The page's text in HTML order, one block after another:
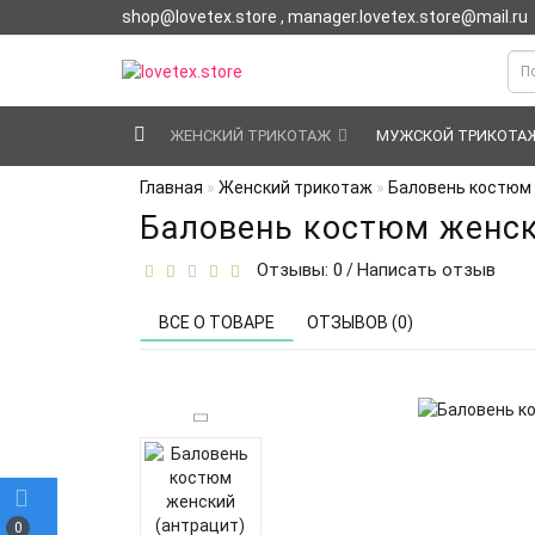
0
shop@lovetex.store , manager.lovetex.store@mail.ru
ЖЕНСКИЙ ТРИКОТАЖ МУЖСКОЙ
Главная Женский трикотаж Баловень
Баловень костюм
Отзывы: 0 /Написать отзыв
ВСЕ О ТОВАРЕ ОТЗЫВОВ (0)